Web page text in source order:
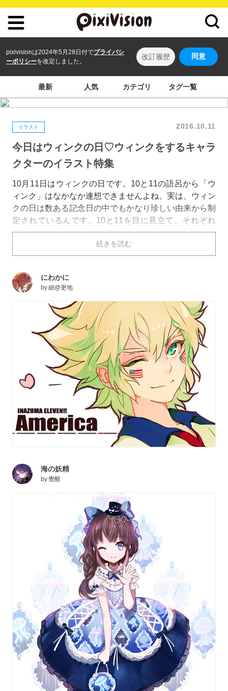
pixivisionは2024年5月28日付でプライバシ
ーポリシーを改定しました。
改訂履歴 同意
最新 人気 カテゴリ タグ一覧
イラスト 2016.10.11
今日はウィンクの日♡ウィンクをするキャラ
クターのイラスト特集
10月11日はウィンクの日です。10と11の語呂から「ウ
ィンク」はなかなか連想できませんよね。実は、ウィン
クの日は数ある記念日の中でもかなり珍しい由来から制
定されているんです。10と11を目に見立て、それぞれ
を時計回りに90度横倒しにすると、ウィンクをしてい
るようにみえることから、記念日として定められたそう
ですよ。
です。男の子にも女の子にも、パチッとウィンクされて
しまえばそのキュ―トな衝撃にハートを撃ち抜かれてし
まいます。本日は、そんなウィンクをするキャラクター
のイラストを特集しました。
続きを読む
にわかに
by細@更地
海の妖精
by覺醒